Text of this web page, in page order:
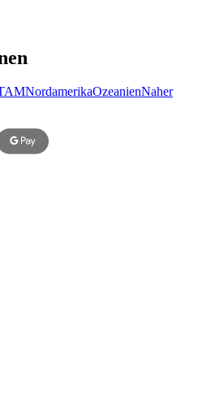
NordamerikaOzeanienNaher